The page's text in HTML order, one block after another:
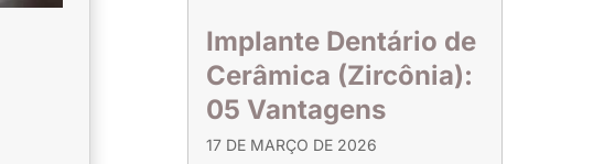
Implante Dentário de
Cerâmica (Zircônia):
05 Vantagens
17 DE MARÇO DE 2026